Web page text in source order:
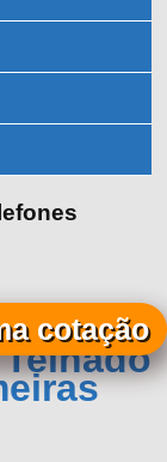
de
cotação